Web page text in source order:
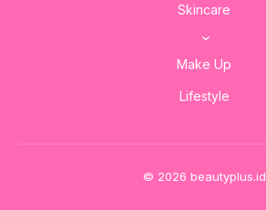
Skincare
Make Up
Lifestyle
© 2026 beautyplus.id